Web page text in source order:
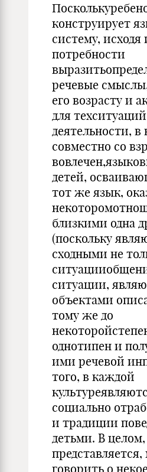
конструирует
систему, исходя
потребности
речевые
его возрасту и
для
деятельности,
совместно со
детей,
тот же язык,
близкими одна
(поскольку
сходными не
ситуации,
объектами
тому же до
однотипен и
ими речевой
того, в каждой
социально
и традиции
детьми. В
говорить о